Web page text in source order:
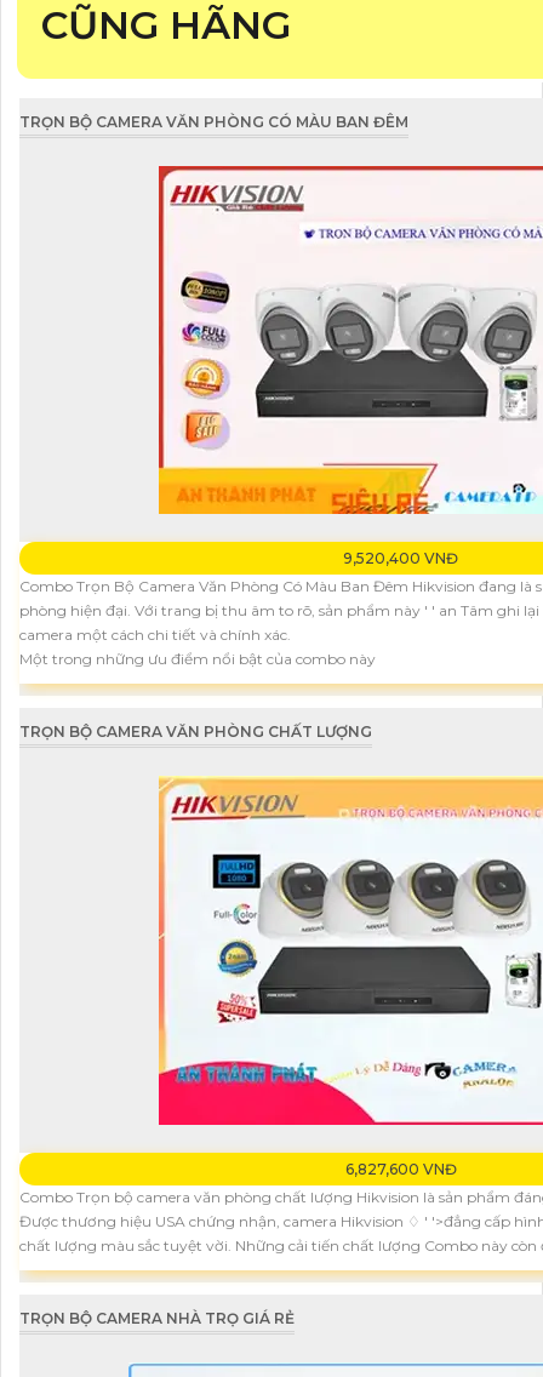
CŨNG HÃNG
TRỌN BỘ CAMERA VĂN PHÒNG CÓ MÀU BAN ĐÊM
9,520,400 VNĐ
Combo Trọn Bộ Camera Văn Phòng Có Màu Ban Đêm Hikvision đang là
phòng hiện đại. Với trang bị thu âm to rõ, sản phẩm này ' ' an Tâm ghi
camera một cách chi tiết và chính xác.
Một trong những ưu điểm nổi bật của combo này
TRỌN BỘ CAMERA VĂN PHÒNG CHẤT LƯỢNG
6,827,600 VNĐ
Combo Trọn bộ camera văn phòng chất lượng Hikvision là sản phẩm
Được thương hiệu USA chứng nhận, camera Hikvision ♢ ' '>đẳng cấp
chất lượng màu sắc tuyệt vời. Những cải tiến chất lượng Combo này
TRỌN BỘ CAMERA NHÀ TRỌ GIÁ RẺ